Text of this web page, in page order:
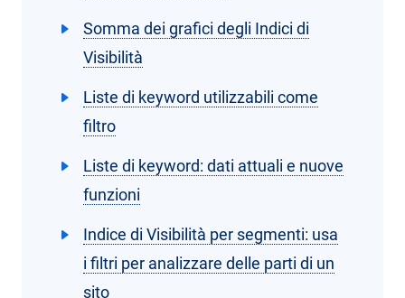
Somma dei grafici degli Indici di
Visibilità
Liste di keyword utilizzabili come
filtro
Liste di keyword: dati attuali e nuove
funzioni
Indice di Visibilità per segmenti: usa
i filtri per analizzare delle parti di un
sito